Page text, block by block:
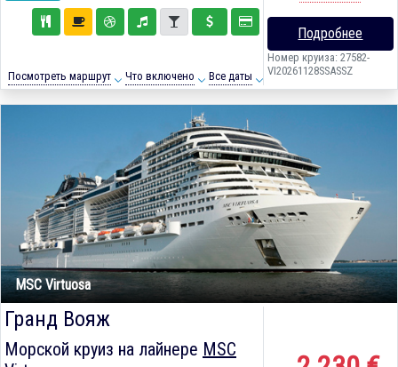
Посмотреть маршрут Что включено Все даты
Подробнее
Номер круиза: 27582-
VI20261128SSASSZ
MSC Virtuosa
Гранд Вояж
Морской круиз на лайнере MSC